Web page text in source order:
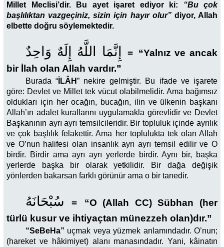
Millet Meclisi’dir. Bu ayet işaret ediyor ki: “Bu çok
başlılıktan vazgeçiniz, sizin için hayır olur”diyor, Allah
elbette doğru söylemektedir.
إِنَّمَا اللَّهُ إِلَهٌ وَاحِدٌ = “Yalnız ve ancak
bir İlah olan Allah vardır.”
Burada “İLÂH” nekire gelmiştir. Bu ifade ve işarete
göre: Devlet ve Millet tek vücut olabilmelidir. Ama bağımsız
oldukları için her ocağın, bucağın, ilin ve ülkenin başkanı
Allah’ın adalet kurallarını uygulamakla görevlidir ve Devlet
Başkanının ayrı ayrı temsilcileridir. Bir topluluk içinde ayrılık
ve çok başlılık felakettir. Ama her toplulukta tek olan Allah
ve O’nun halifesi olan insanlık ayrı ayrı temsil edilir ve O
birdir. Birdir ama ayrı ayrı yerlerde birdir. Aynı bir, başka
yerlerde başka bir olarak yetkilidir. Bir dağa değişik
yönlerden bakarsan farklı görünür ama o bir tanedir.
سُبْحَانَهُ =
“O (Allah CC) Sübhan (her
türlü kusur ve ihtiyaçtan münezzeh olan)dır.”
“SeBeHa” uçmak veya yüzmek anlamındadır. O’nun;
(hareket ve hâkimiyet) alanı manasındadır. Yani, kâinatın